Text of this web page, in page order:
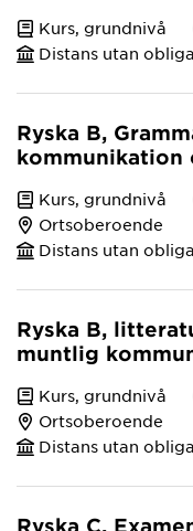
Kurs, grundnivå
Distans utan
Ryska B,
kommunikation
Kurs, grundnivå
Ortsoberoende
Distans utan
Ryska B,
muntlig
Kurs, grundnivå
Ortsoberoende
Distans utan
Ryska C,